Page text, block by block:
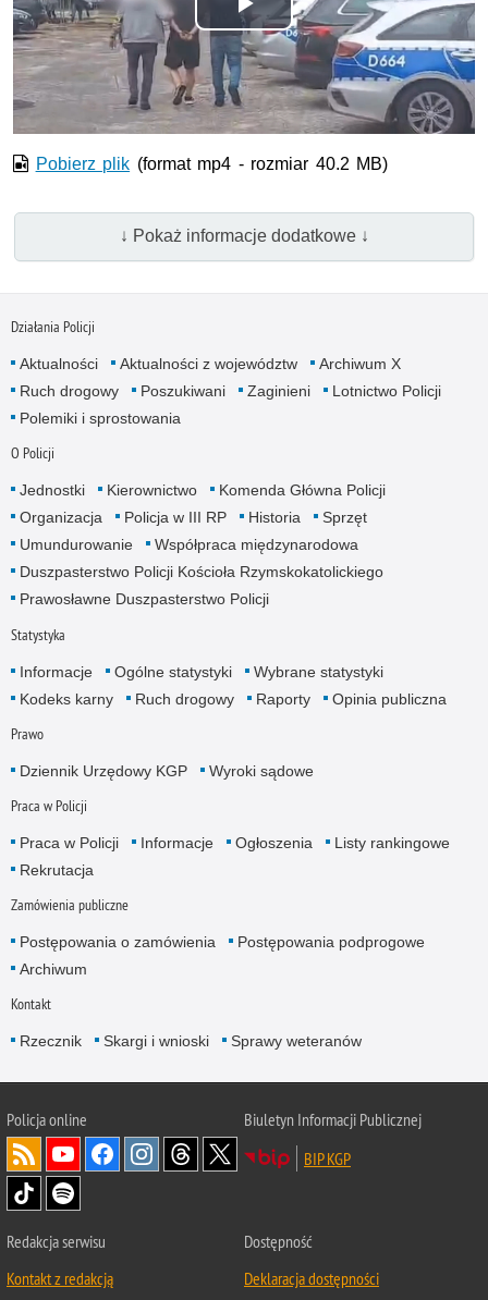
Odtwórz
wideo
Pobierz plik (format mp4 - rozmiar 40.2 MB)
↓ Pokaż informacje dodatkowe ↓
Działania Policji
Aktualności Aktualności z województw
Archiwum X
Ruch drogowy
Poszukiwani Zaginieni
Lotnictwo Policji
Polemiki i sprostowania
O Policji
Jednostki Kierownictwo
Komenda Główna Policji
Organizacja
Policja w III RP Historia
Sprzęt
Umundurowanie
Współpraca międzynarodowa
Duszpasterstwo Policji Kościoła Rzymskokatolickiego
Prawosławne Duszpasterstwo Policji
Statystyka
Informacje Ogólne statystyki
Wybrane statystyki
Kodeks karny
Ruch drogowy Raporty Opinia publiczna
Prawo
Dziennik Urzędowy KGP Wyroki sądowe
Praca w Policji
Praca w Policji Informacje Ogłoszenia
Listy rankingowe
Rekrutacja
Zamówienia publiczne
Postępowania o zamówienia
Postępowania podprogowe
Archiwum
Kontakt
Rzecznik Skargi i wnioski Sprawy weteranów
Policjaonline
Biuletyn Informacji Publicznej
BIP KGP
Redakcja serwisu
Kontakt z redakcją
Dostępność
Deklaracja dostępności